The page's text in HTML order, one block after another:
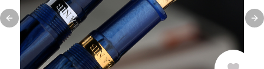
Previous slide